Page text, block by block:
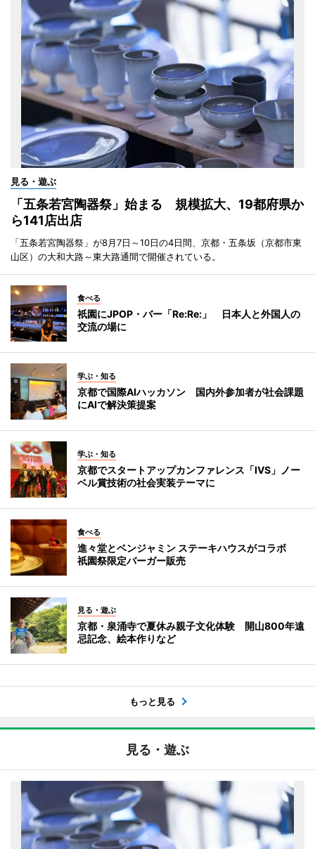
見る・遊ぶ
「五条若宮陶器祭」始まる 規模拡大、19都府県か
ら141店出店
「五条若宮陶器祭」が8月7日～10日の4日間、京都・五条坂（京都市東
山区）の大和大路～東大路通間で開催されている。
食べる
祇園にJPOP・バー「Re:Re:」 日本人と外国人の
交流の場に
学ぶ・知る
京都で国際AIハッカソン 国内外参加者が社会課題
にAIで解決策提案
学ぶ・知る
京都でスタートアップカンファレンス「IVS」ノー
ベル賞技術の社会実装テーマに
食べる
進々堂とベンジャミン ステーキハウスがコラボ
祇園祭限定バーガー販売
見る・遊ぶ
京都・泉涌寺で夏休み親子文化体験 開山800年遠
忌記念、絵本作りなど
もっと見る
見る・遊ぶ